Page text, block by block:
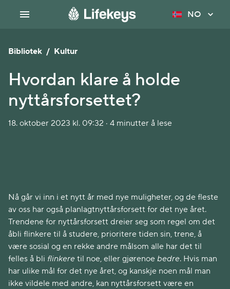
NO
Bibliotek / Kultur
Hvordan klare å holde
nyttårsforsettet?
18. oktober 2023 kl. 09:32 · 4 minutter å lese
Nå går vi inn i et nytt år med nye muligheter, og de fleste
av oss har også planlagtnyttårsforsett for det nye året.
Trendene for nyttårsforsett dreier seg som regel om det
åbli flinkere til å studere, prioritere tiden sin, trene, å
være sosial og en rekke andre målsom alle har det til
felles å bli flinkere til noe, eller gjørenoe bedre. Hvis man
har ulike mål for det nye året, og kanskje noen mål man
ikke vildele med andre, kan nyttårsforsett være en